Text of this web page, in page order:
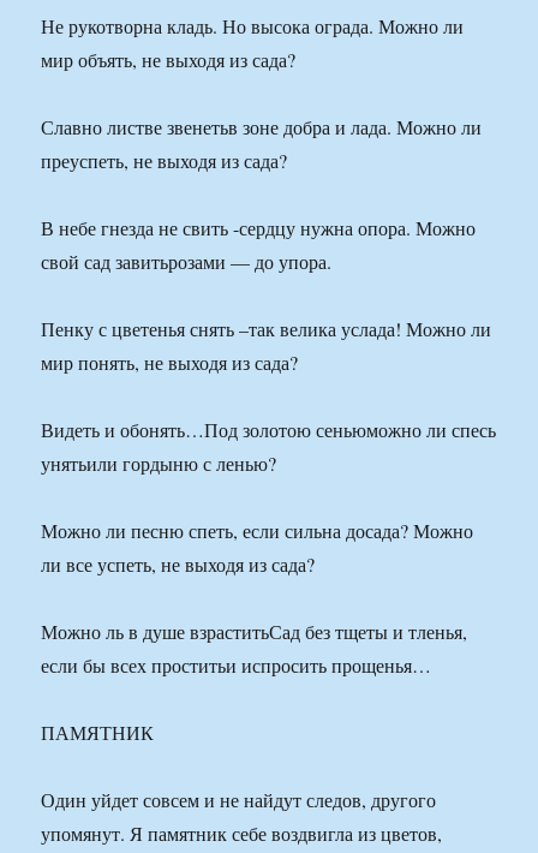
Не рукотворна кладь. Но высока ограда. Можно ли
мир объять, не выходя из сада?
Славно листве звенетьв зоне добра и лада. Можно ли
преуспеть, не выходя из сада?
В небе гнезда не свить -сердцу нужна опора. Можно
свой сад завитьрозами — до упора.
Пенку с цветенья снять –так велика услада! Можно ли
мир понять, не выходя из сада?
Видеть и обонять…Под золотою сеньюможно ли спесь
унятьили гордыню с ленью?
Можно ли песню спеть, если сильна досада? Можно
ли все успеть, не выходя из сада?
Можно ль в душе взраститьСад без тщеты и тленья,
если бы всех проститьи испросить прощенья…
ПАМЯТНИК
Один уйдет совсем и не найдут следов, другого
упомянут. Я памятник себе воздвигла из цветов,